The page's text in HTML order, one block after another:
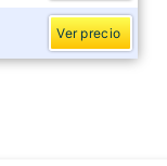
Ver precio